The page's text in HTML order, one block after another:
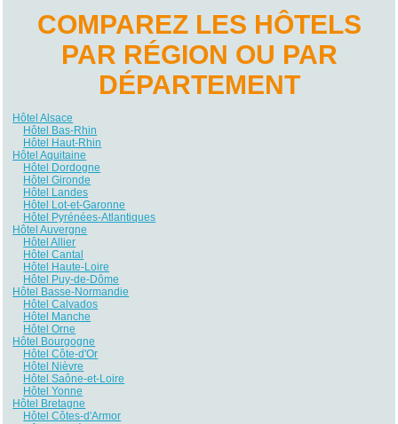
COMPAREZ LES HÔTELS
PAR RÉGION OU PAR
DÉPARTEMENT
Hôtel Alsace
Hôtel Bas-Rhin
Hôtel Haut-Rhin
Hôtel Aquitaine
Hôtel Dordogne
Hôtel Gironde
Hôtel Landes
Hôtel Lot-et-Garonne
Hôtel Pyrénées-Atlantiques
Hôtel Auvergne
Hôtel Allier
Hôtel Cantal
Hôtel Haute-Loire
Hôtel Puy-de-Dôme
Hôtel Basse-Normandie
Hôtel Calvados
Hôtel Manche
Hôtel Orne
Hôtel Bourgogne
Hôtel Côte-d'Or
Hôtel Nièvre
Hôtel Saône-et-Loire
Hôtel Yonne
Hôtel Bretagne
Hôtel Côtes-d'Armor